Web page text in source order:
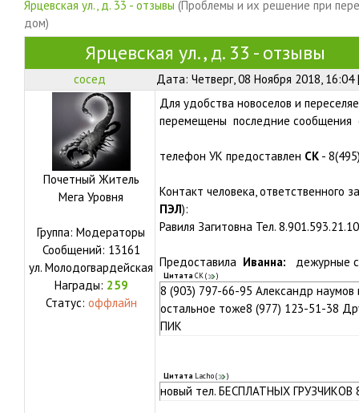
Ярцевская ул., д. 33 - отзывы (Проблемы и их решение при
дом)
Ярцевская ул., д. 33 - отзывы
сосед Дата: Четверг, 08 Ноября 2018,
Почетный Житель
Мега Уровня
Группа: Модераторы
Сообщений: 13161
ул. Молодогвардейская
Награды: 259
Статус: оффлайн
Для удобства новоселов и
перемещены последние сообщения
телефон УК предоставлен СК -
Контакт человека, ответственного
ПЭЛ):
Равиля Загитовна Тел. 8.901.593.21.10
Предоставила Иванна: дежурные
Цитата СК( )
8 (903) 797-66-95 Александр
остальное тоже8 (977) 123-51-38
ПИК
Цитата Lacho( )
новый тел. БЕСПЛАТНЫХ ГРУЗЧИКОВ